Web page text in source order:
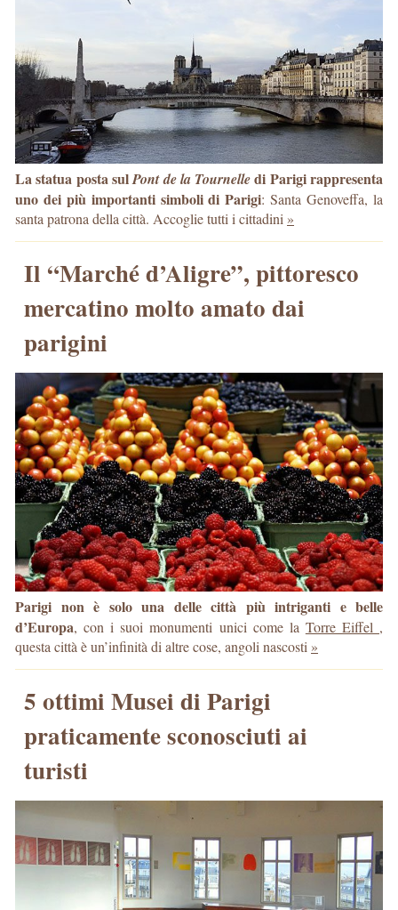
La statua posta sulPont de la Tournelledi Parigi rappresenta
uno dei più importanti simboli di Parigi: Santa Genoveffa, la
santa patrona della città. Accoglie tutti i cittadini »
Il “Marché d’Aligre”, pittoresco
mercatino molto amato dai
parigini
Parigi non è solo una delle città più intriganti e belle
d’Europa, con i suoi monumenti unici come la Torre Eiffel ,
questa città è un’infinità di altre cose, angoli nascosti »
5 ottimi Musei di Parigi
praticamente sconosciuti ai
turisti